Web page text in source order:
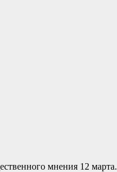
мнения 12 марта.